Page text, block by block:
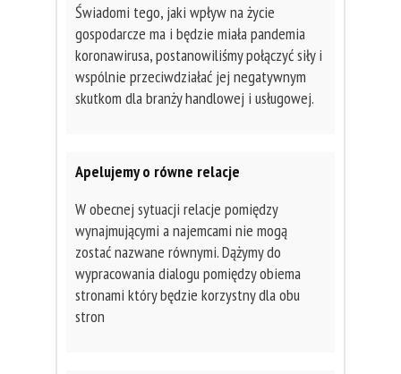
Świadomi tego, jaki wpływ na życie
gospodarcze ma i będzie miała pandemia
koronawirusa, postanowiliśmy połączyć siły i
wspólnie przeciwdziałać jej negatywnym
skutkom dla branży handlowej i usługowej.
Apelujemy o równe relacje
W obecnej sytuacji relacje pomiędzy
wynajmującymi a najemcami nie mogą
zostać nazwane równymi. Dążymy do
wypracowania dialogu pomiędzy obiema
stronami który będzie korzystny dla obu
stron